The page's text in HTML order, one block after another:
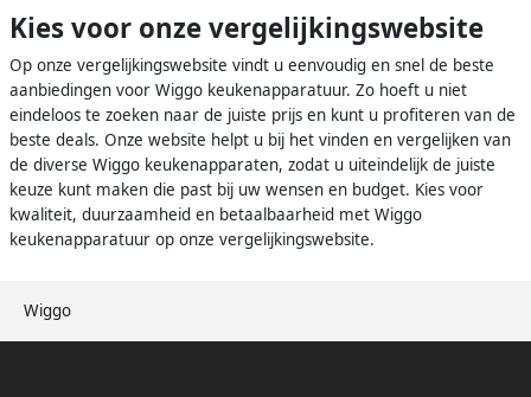
Wiggo
Kies voor onze vergelijkingswebsite
Op onze vergelijkingswebsite vindt u eenvoudig en snel de beste
aanbiedingen voor Wiggo keukenapparatuur. Zo hoeft u niet
eindeloos te zoeken naar de juiste prijs en kunt u profiteren van de
beste deals. Onze website helpt u bij het vinden en vergelijken van
de diverse Wiggo keukenapparaten, zodat u uiteindelijk de juiste
keuze kunt maken die past bij uw wensen en budget. Kies voor
kwaliteit, duurzaamheid en betaalbaarheid met Wiggo
keukenapparatuur op onze vergelijkingswebsite.